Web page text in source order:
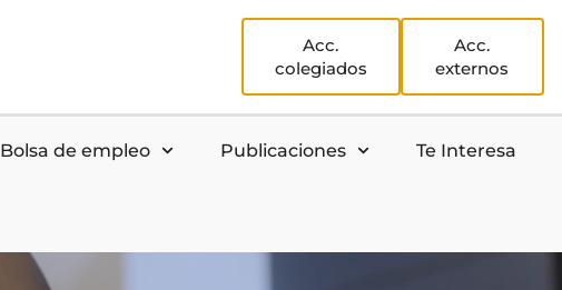
Acc.
colegiados
Acc.
externos
Bolsa de empleo Publicaciones Te Interesa